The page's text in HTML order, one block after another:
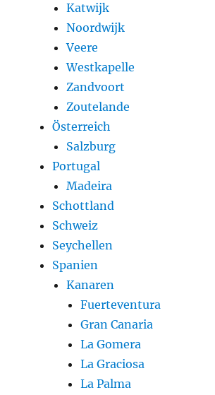
Katwijk
Noordwijk
Veere
Westkapelle
Zandvoort
Zoutelande
Österreich
Salzburg
Portugal
Madeira
Schottland
Schweiz
Seychellen
Spanien
Kanaren
Fuerteventura
Gran Canaria
La Gomera
La Graciosa
La Palma